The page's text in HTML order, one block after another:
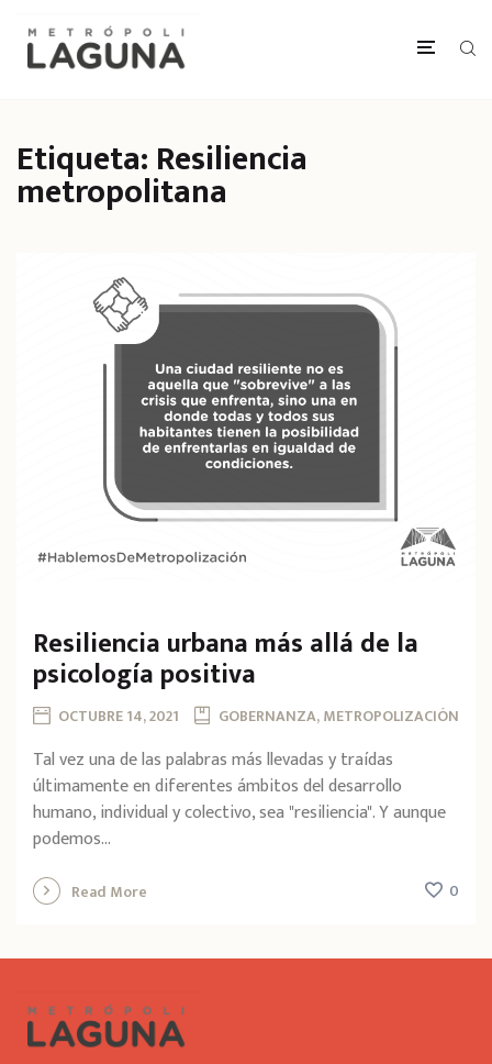
Etiqueta: Resiliencia
metropolitana
Resiliencia urbana más allá de la
psicología positiva
OCTUBRE 14, 2021 GOBERNANZA, METROPOLIZACIÓN
Tal vez una de las palabras más llevadas y traídas
últimamente en diferentes ámbitos del desarrollo
humano, individual y colectivo, sea "resiliencia". Y aunque
podemos...
Read More 0